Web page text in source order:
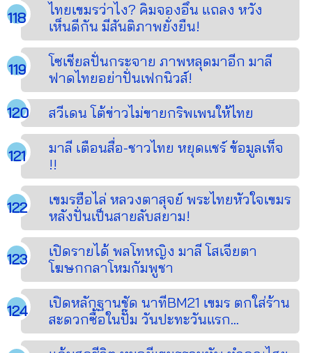
ไทยเขมรว่าไง? คิมจองอึน แถลง หวัง
เห็นดีกัน มีสันติภาพยั่งยืน!
โซเชียลปั่นกระจาย ภาพหลุดมาอีก มาลี
ฟาดไทยอย่าปั่นเฟกนิวส์!
สวีเดน โต้ข่าวไม่ขายกริพเพนให้ไทย
มาลี เตือนสื่อ-ชาวไทย หยุดแชร์ ข้อมูลเท็จ
!!
เขมรฮือไล่ หลวงตาสุจย์ พระไทยหัวใจเขมร
หลังปั่นเป็นสายลับสยาม!
เปิดรายได้ พลโทหญิง มาลี โสเจียตา
โฆษกกลาโหมกัมพูชา
เปิดหลักฐานชัด นาทีBM21 เขมร ตกใส่ร้าน
สะดวกซื้อในปั๊ม วันปะทะวันแรก...